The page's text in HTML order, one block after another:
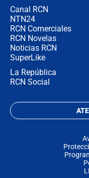
Canal RCN
NTN24
RCN Comerciales
RCN Novelas
Noticias RCN
SuperLike
La República
RCN Social